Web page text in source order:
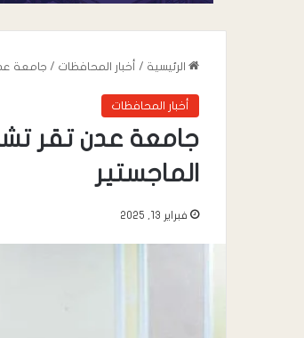
الرئيسية / أخبار المحافظات / جامعة
أخبار المحافظات
جامعة عدن تقر
الماجستير
فبراير 13, 2025